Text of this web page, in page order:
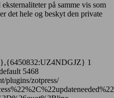
på samme vis som
det hele og beskyt den private
1
5468
plugins/zotpress/